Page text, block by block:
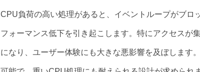
CPU負荷の高い処理があると、イベントループがブロ
フォーマンス低下を引き起こします。特にアクセスが
になり、ユーザー体験にも大きな悪影響を及ぼします